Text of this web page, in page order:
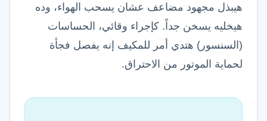
هيبذل مجهود مضاعف عشان يسحب الهواء، وده
هيخليه يسخن جداً. كإجراء وقائي، الحساسات
(السنسور) هتدي أمر للمكيف إنه يفصل فجأة
لحماية الموتور من الاحتراق.